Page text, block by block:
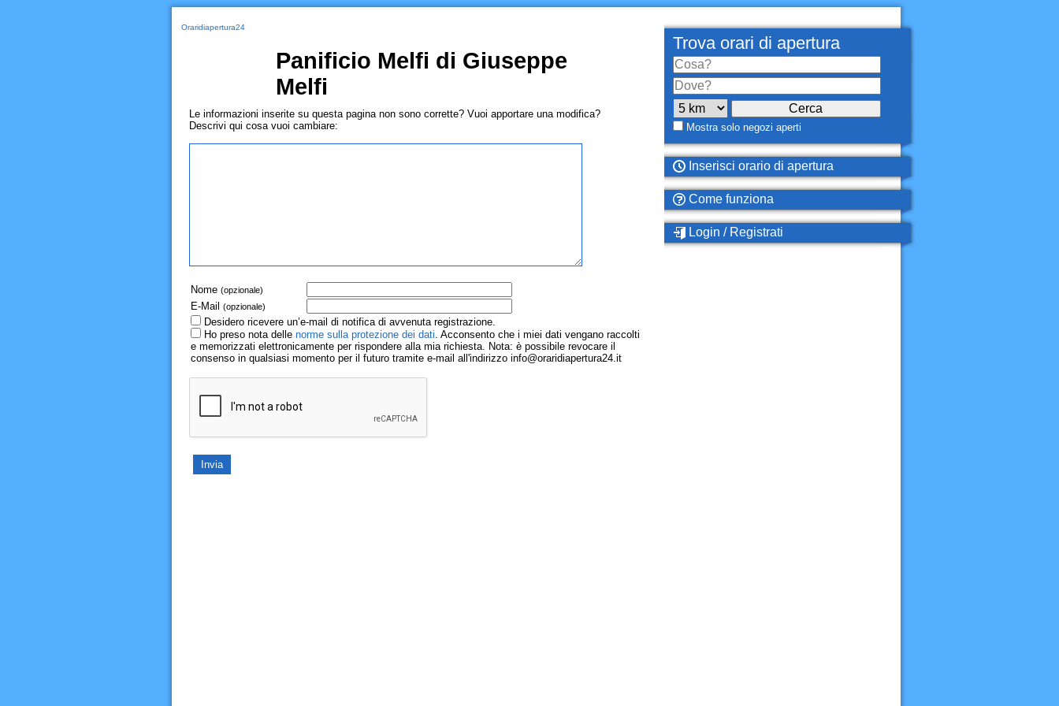
Oraridiapertura24
Panificio Melfi di Giuseppe
Melfi
Le informazioni inserite su questa pagina non sono corrette? Vuoi apportare una modifica?
Descrivi qui cosa vuoi cambiare:
Nome (opzionale)
E-Mail (opzionale)
Desidero ricevere un’e-mail di notifica di avvenuta registrazione.
Ho preso nota delle norme sulla protezione dei dati. Acconsento che i miei dati vengano raccolti
e memorizzati elettronicamente per rispondere alla mia richiesta. Nota: è possibile revocare il
consenso in qualsiasi momento per il futuro tramite e-mail all'indirizzo info@oraridiapertura24.it
Trova orari di apertura
Mostra solo negozi aperti
Inserisci orario di apertura
Come funziona
Login / Registrati